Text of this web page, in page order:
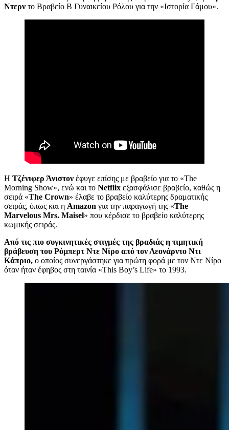
Ντερν το Βραβείο Β Γυναικείου Ρόλου για την «Ιστορία Γάμου».
Η Τζένιφερ Άνιστον έφυγε επίσης με βραβείο για το «The
Morning Show», ενώ και το Netflix εξασφάλισε βραβείο, καθώς η
σειρά «The Crown» έλαβε το βραβείο καλύτερης δραματικής
σειράς, όπως και η Amazon για την παραγωγή της «The
Marvelous Mrs. Maisel» που κέρδισε το βραβείο καλύτερης
κωμικής σειράς.
Από τις πιο συγκινητικές στιγμές της βραδιάς η τιμητική
βράβευση του Ρόμπερτ Ντε Νίρο από τον Λεονάρντο Ντι
Κάπριο, ο οποίος συνεργάστηκε για πρώτη φορά με τον Ντε Νίρο
όταν ήταν έφηβος στη ταινία «This Boy’s Life» το 1993.